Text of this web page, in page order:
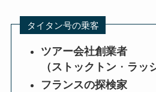
タイタン号の乗客
ツアー会社創業者
（ストックトン ・ ラッ
フランスの探検家